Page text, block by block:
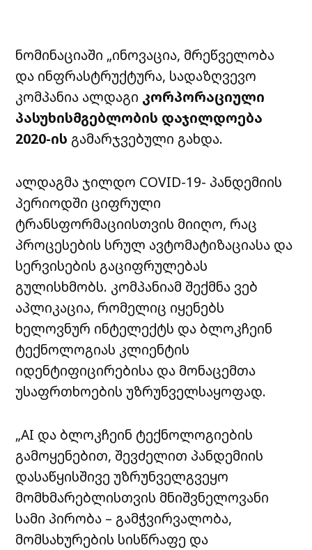
ნომინაციაში „ინოვაცია, მრეწველობა
და ინფრასტრუქტურა, სადაზღვევო
კომპანია ალდაგი კორპორაციული
პასუხისმგებლობის დაჯილდოება
2020-ის გამარჯვებული გახდა.
ალდაგმა ჯილდო COVID-19- პანდემიის
პერიოდში ციფრული
ტრანსფორმაციისთვის მიიღო, რაც
პროცესების სრულ ავტომატიზაციასა და
სერვისების გაციფრულებას
გულისხმობს. კომპანიამ შექმნა ვებ
აპლიკაცია, რომელიც იყენებს
ხელოვნურ ინტელექტს და ბლოკჩეინ
ტექნოლოგიას კლიენტის
იდენტიფიცირებისა და მონაცემთა
უსაფრთხოების უზრუნველსაყოფად.
„AI და ბლოკჩეინ ტექნოლოგიების
გამოყენებით, შევძელით პანდემიის
დასაწყისშივე უზრუნველგვეყო
მომხმარებლისთვის მნიშვნელოვანი
სამი პირობა – გამჭვირვალობა,
მომსახურების სისწრაფე და